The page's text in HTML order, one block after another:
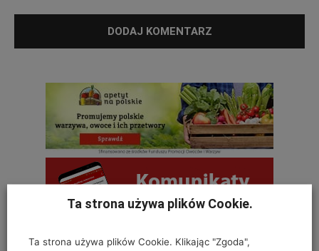
Ta strona używa plików Cookie.
Ta strona używa plików Cookie. Klikając "Zgoda",